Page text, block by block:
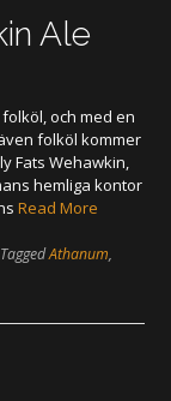
Ale
och med en
folköl kommer
Fats Wehawkin,
hemliga kontor
Read More
TaggedAthanum,